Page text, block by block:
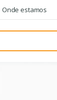
Onde estamos